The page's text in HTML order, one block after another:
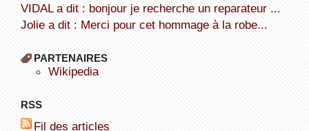
VIDAL a dit : bonjour je recherche un reparateur ...
Jolie a dit : Merci pour cet hommage à la robe...
PARTENAIRES
wikipedia
RSS
Fil des articles